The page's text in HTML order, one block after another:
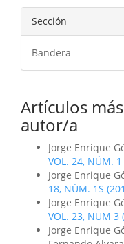
Sección
Bandera
Artículos
autor/a
Jorge Enrique
VOL. 24, NÚM.
Jorge Enrique
18, NÚM. 1S
Jorge Enrique
VOL. 23, NUM 3
Jorge Enrique